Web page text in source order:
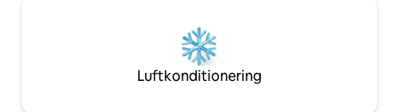
Luftkonditionering